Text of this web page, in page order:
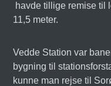
havde tillige remise til
11,5 meter.
Vedde Station var
bygning til
kunne man rejse til